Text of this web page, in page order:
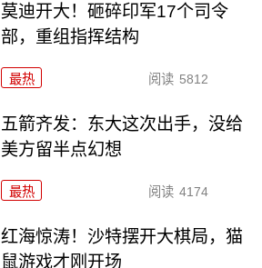
莫迪开大！砸碎印军17个司令
部，重组指挥结构
最热 阅读 5812
五箭齐发：东大这次出手，没给
美方留半点幻想
最热 阅读 4174
红海惊涛！沙特摆开大棋局，猫
鼠游戏才刚开场